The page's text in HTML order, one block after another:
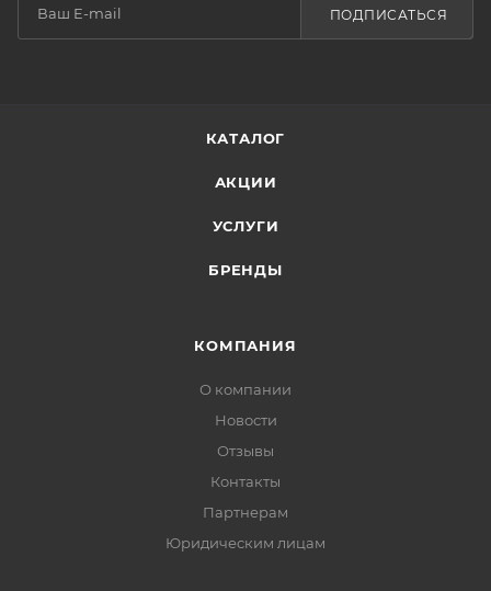
ПОДПИСАТЬСЯ
КАТАЛОГ
АКЦИИ
УСЛУГИ
БРЕНДЫ
КОМПАНИЯ
О компании
Новости
Отзывы
Контакты
Партнерам
Юридическим лицам